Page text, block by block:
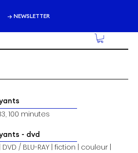
→ NEWSLETTER
100 minutes
- dvd
/ BLU-RAY | fiction | couleur |